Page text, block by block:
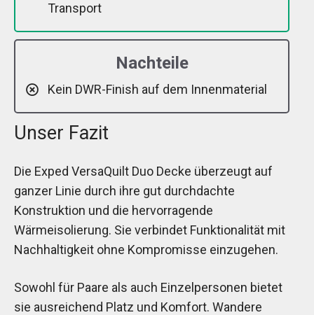
Transport
Nachteile
Kein DWR-Finish auf dem Innenmaterial
Unser Fazit
Die Exped VersaQuilt Duo Decke überzeugt auf
ganzer Linie durch ihre gut durchdachte
Konstruktion und die hervorragende
Wärmeisolierung. Sie verbindet Funktionalität mit
Nachhaltigkeit ohne Kompromisse einzugehen.
Sowohl für Paare als auch Einzelpersonen bietet
sie ausreichend Platz und Komfort. Wandere